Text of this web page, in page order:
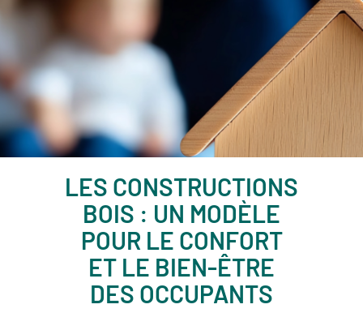
LES CONSTRUCTIONS
BOIS : UN MODÈLE
POUR LE CONFORT
ET LE BIEN-ÊTRE
DES OCCUPANTS